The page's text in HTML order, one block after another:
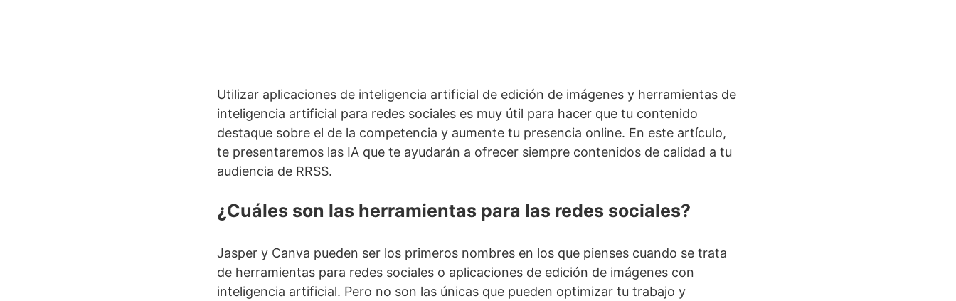
Utilizar aplicaciones de inteligencia artificial de edición de imágenes y herramientas de
inteligencia artificial para redes sociales es muy útil para hacer que tu contenido
destaque sobre el de la competencia y aumente tu presencia online. En este artículo,
te presentaremos las IA que te ayudarán a ofrecer siempre contenidos de calidad a tu
audiencia de RRSS.
¿Cuáles son las herramientas para las redes sociales?
Jasper y Canva pueden ser los primeros nombres en los que pienses cuando se trata
de herramientas para redes sociales o aplicaciones de edición de imágenes con
inteligencia artificial. Pero no son las únicas que pueden optimizar tu trabajo y